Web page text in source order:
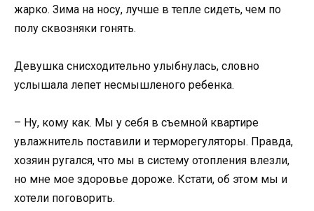
жарко. Зима на носу, лучше в тепле сидеть, чем по
полу сквозняки гонять.
Девушка снисходительно улыбнулась, словно
услышала лепет несмышленого ребенка.
– Ну, кому как. Мы у себя в съемной квартире
увлажнитель поставили и терморегуляторы. Правда,
хозяин ругался, что мы в систему отопления влезли,
но мне мое здоровье дороже. Кстати, об этом мы и
хотели поговорить.